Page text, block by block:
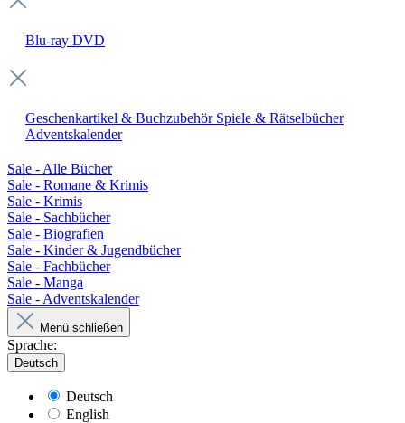
Blu-ray DVD
Geschenkartikel & Buchzubehör Spiele & Rätselbücher
Adventskalender
Sale - Alle Bücher
Sale - Romane & Krimis
Sale - Krimis
Sale - Sachbücher
Sale - Biografien
Sale - Kinder & Jugendbücher
Sale - Fachbücher
Sale - Manga
Sale - Adventskalender
Menü schließen
Sprache:
Deutsch
Deutsch
English